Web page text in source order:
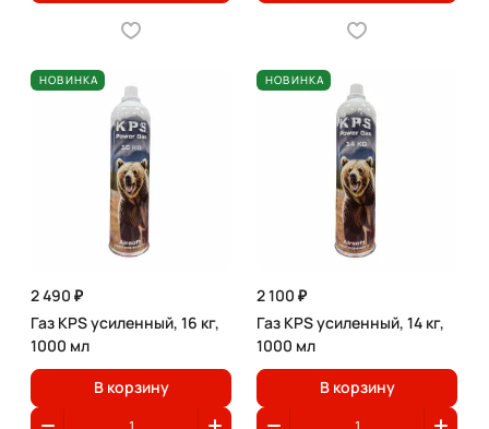
НОВИНКА
2 490 ₽
Газ KPS усиленный, 16 кг,
1000 мл
В корзину
НОВИНКА
2 100 ₽
Газ KPS усиленный, 14 кг,
1000 мл
В корзину